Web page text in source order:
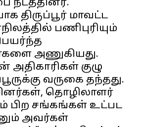
நடத்தினர்.
திருப்பூர் மாவட்ட
பணிபுரியும்
அணுகியது.
அதிகாரிகள் குழு
வருகை தந்தது.
தொழிலாளர்
பிற சங்கங்கள் உட்பட
அவர்கள்